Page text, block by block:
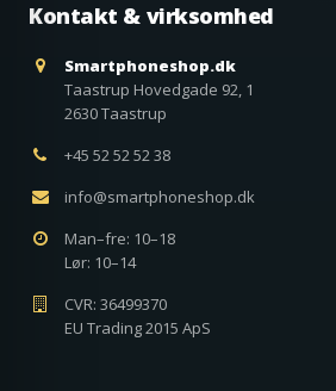
Kontakt & virksomhed
Smartphoneshop.dk
Taastrup Hovedgade 92, 1
2630 Taastrup
+45 52 52 52 38
info@smartphoneshop.dk
Man–fre: 10–18
Lør: 10–14
CVR: 36499370
EU Trading 2015 ApS